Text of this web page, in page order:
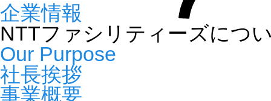
企業情報
NTTファシリティーズにつ
Our Purpose
社長挨拶
事業概要